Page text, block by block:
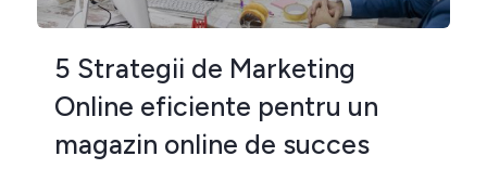
5 Strategii de Marketing
Online eficiente pentru un
magazin online de succes